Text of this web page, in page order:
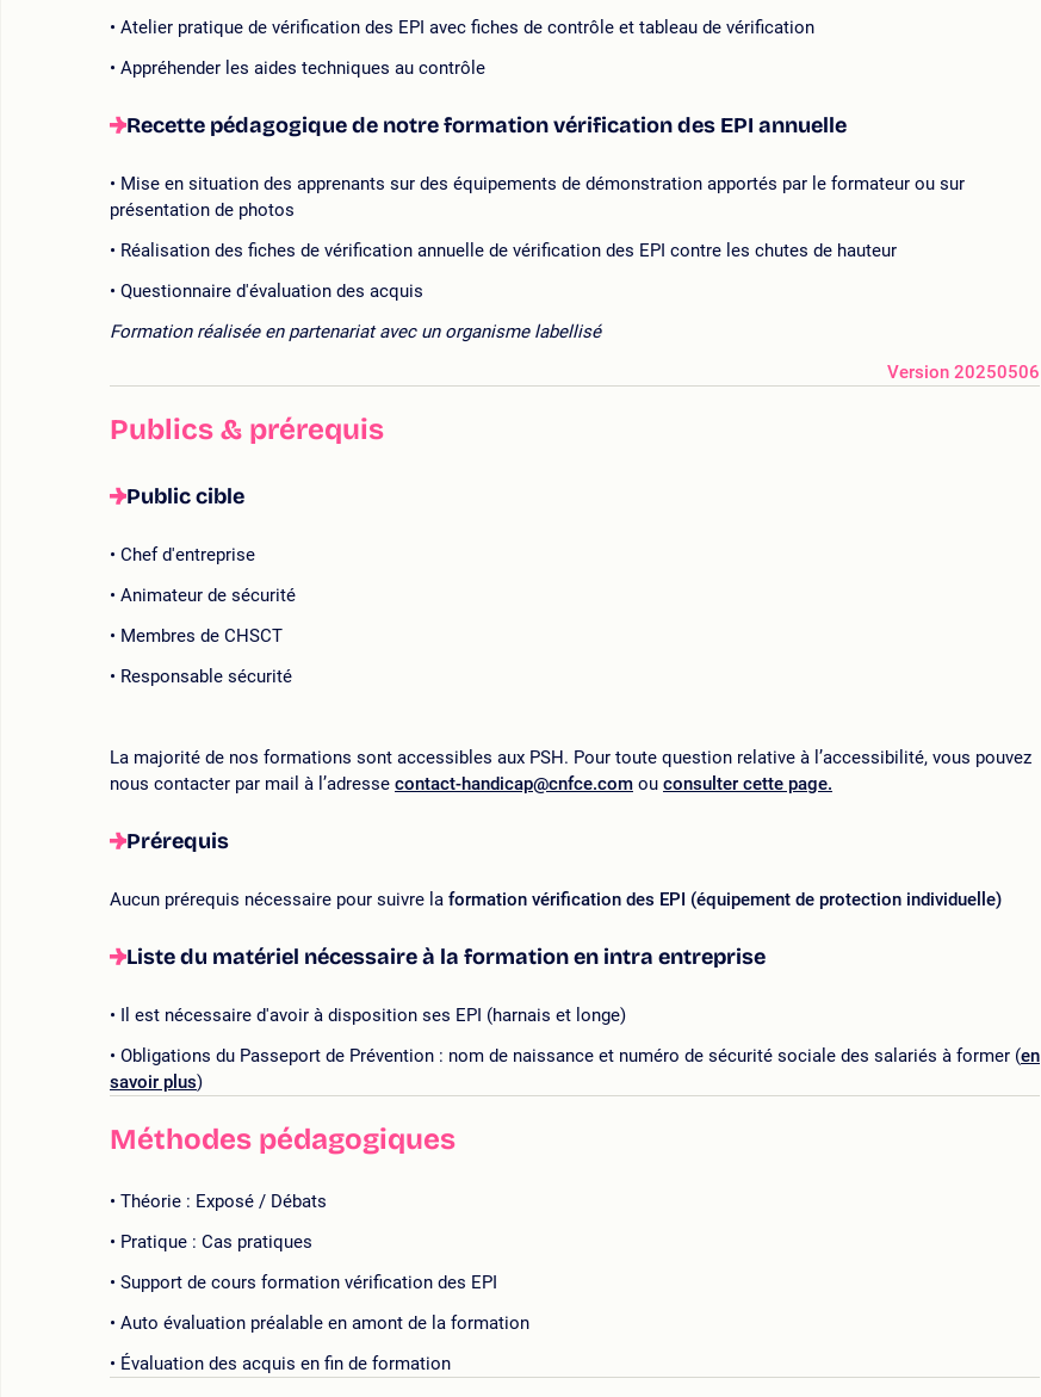
Atelier pratique de vérification des EPI avec fiches de contrôle et tableau de vérification
Appréhender les aides techniques au contrôle
Recette pédagogique de notre formation vérification des EPI annuelle
Mise en situation des apprenants sur des équipements de démonstration apportés par le formateur ou sur
présentation de photos
Réalisation des fiches de vérification annuelle de vérification des EPI contre les chutes de hauteur
Questionnaire d'évaluation des acquis
Formation réalisée en partenariat avec un organisme labellisé
Version 20250506
Publics & prérequis
Public cible
Chef d'entreprise
Animateur de sécurité
Membres de CHSCT
Responsable sécurité
La majorité de nos formations sont accessibles aux PSH. Pour toute question relative à l’accessibilité, vous pouvez
nous contacter par mail à l’adresse contact-handicap@cnfce.com ou consulter cette page.
Prérequis
Aucun prérequis nécessaire pour suivre la formation vérification des EPI (équipement de protection individuelle)
Liste du matériel nécessaire à la formation en intra entreprise
Il est nécessaire d'avoir à disposition ses EPI (harnais et longe)
Obligations du Passeport de Prévention : nom de naissance et numéro de sécurité sociale des salariés à former (en
savoir plus)
Méthodes pédagogiques
Théorie : Exposé / Débats
Pratique : Cas pratiques
Support de cours formation vérification des EPI
Auto évaluation préalable en amont de la formation
Évaluation des acquis en fin de formation